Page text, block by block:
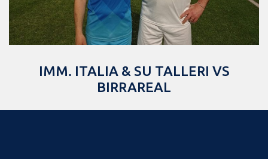
IMM. ITALIA & SU TALLERI VS
BIRRAREAL